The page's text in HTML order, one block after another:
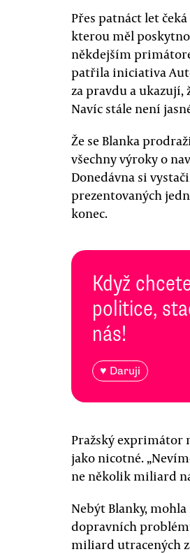
Přes patnáct let
kterou měl
někdejším
patřila iniciativa
za pravdu a ukazují,
Navíc stále není
Že se Blanka
všechny výroky o
Donedávna si
prezentovaných
konec.
Když
politice,
nás!
♥ Daruji
Pražský exprimátor
jako nicotné.
ne několik miliard
Nebýt Blanky,
dopravních
miliard utracených